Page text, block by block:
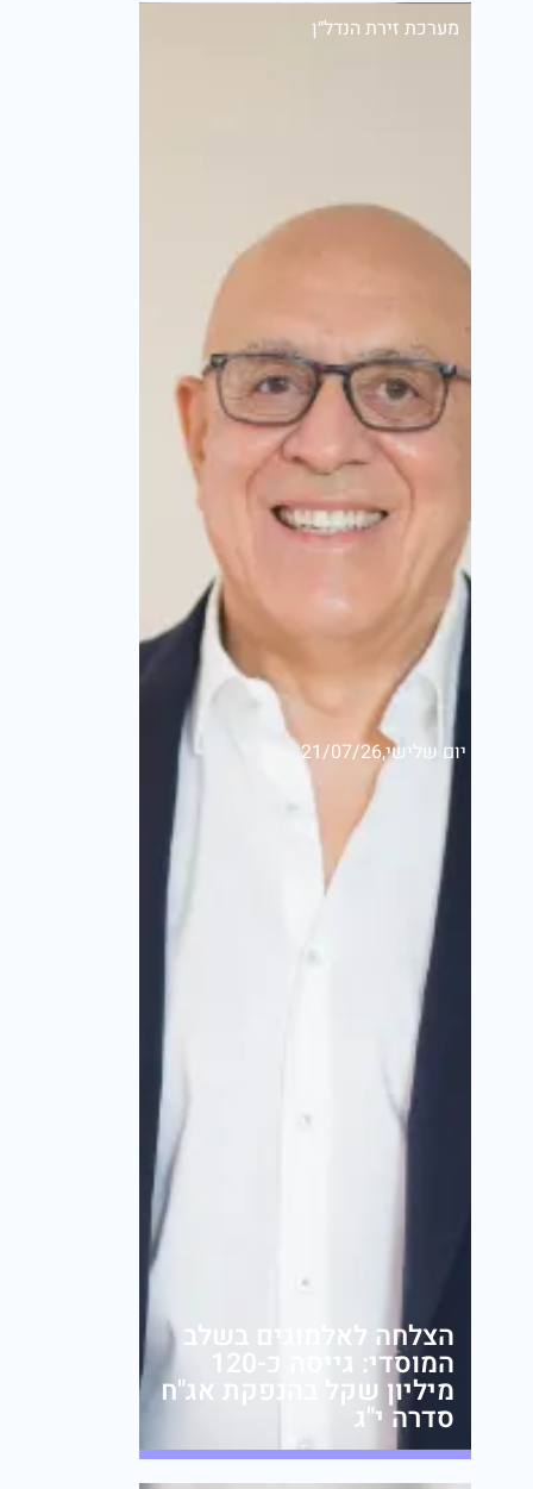
הצלחה לאלמוגים בשלב
המוסדי: גייסה כ-120
מיליון שקל בהנפקת אג"ח
סדרה י"ג
מערכת זירת הנדל״ן
יום שלישי,21/07/26